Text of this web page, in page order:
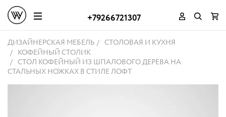
+79266721307
ДИЗАЙНЕРСКАЯ МЕБЕЛЬ
СТОЛОВАЯ И КУХНЯ
КОФЕЙНЫЙ СТОЛИК
СТОЛ КОФЕЙНЫЙ ИЗ ШПАЛОВОГО ДЕРЕВА НА
СТАЛЬНЫХ НОЖКАХ В СТИЛЕ ЛОФТ